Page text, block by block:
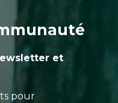
et
pour